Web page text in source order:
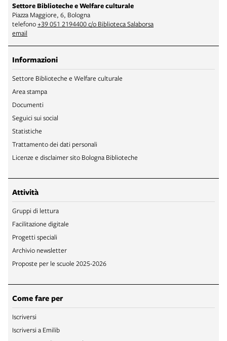
Settore Biblioteche e Welfare culturale
Piazza Maggiore, 6, Bologna
telefono+39 051 2194400 c/o Biblioteca Salaborsa
email
Informazioni
Settore Biblioteche e Welfare culturale
Area stampa
Documenti
Seguici sui social
Statistiche
Trattamento dei dati personali
Licenze e disclaimer sito Bologna Biblioteche
Attività
Gruppi di lettura
Facilitazione digitale
Progetti speciali
Archivio newsletter
Proposte per le scuole 2025-2026
Come fare per
Iscriversi
Iscriversi a Emilib